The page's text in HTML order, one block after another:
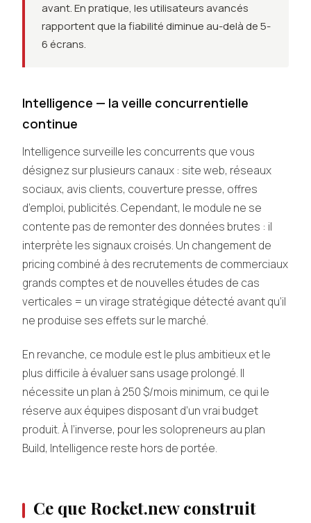
avant. En pratique, les utilisateurs avancés
rapportent que la fiabilité diminue au-delà de 5-
6 écrans.
Intelligence — la veille concurrentielle
continue
Intelligence surveille les concurrents que vous
désignez sur plusieurs canaux : site web, réseaux
sociaux, avis clients, couverture presse, offres
d’emploi, publicités. Cependant, le module ne se
contente pas de remonter des données brutes : il
interprète les signaux croisés. Un changement de
pricing combiné à des recrutements de commerciaux
grands comptes et de nouvelles études de cas
verticales = un virage stratégique détecté avant qu’il
ne produise ses effets sur le marché.
En revanche, ce module est le plus ambitieux et le
plus difficile à évaluer sans usage prolongé. Il
nécessite un plan à 250 $/mois minimum, ce qui le
réserve aux équipes disposant d’un vrai budget
produit. À l’inverse, pour les solopreneurs au plan
Build, Intelligence reste hors de portée.
Ce que Rocket.new construit